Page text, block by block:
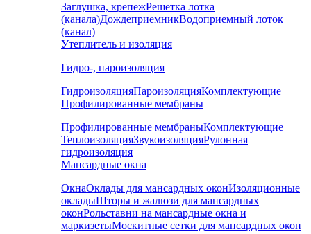
Заглушка, крепежРешетка лотка
(канала)ДождеприемникВодоприемный лоток
(канал)
Утеплитель и изоляция
Гидро-, пароизоляция
ГидроизоляцияПароизоляцияКомплектующие
Профилированные мембраны
Профилированные мембраныКомплектующие
ТеплоизоляцияЗвукоизоляцияРулонная
гидроизоляция
Мансардные окна
ОкнаОклады для мансардных оконИзоляционные
окладыШторы и жалюзи для мансардных
оконРольставни на мансардные окна и
маркизетыМоскитные сетки для мансардных окон